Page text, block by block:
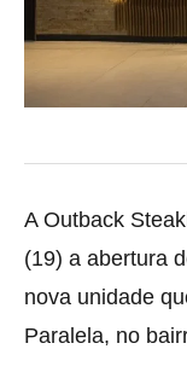
A Outback
(19) a abertura
nova unidade
Paralela, no